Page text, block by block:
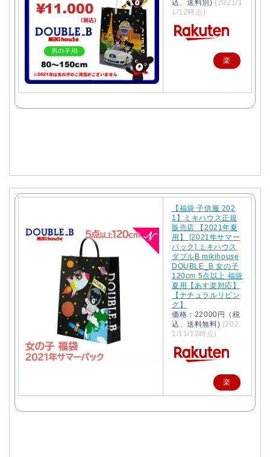
込、送料別) (2021/1
1/12時点)
楽
で
購
【福袋 子供服 202
1】ミキハウス正規
販売店 【2021年夏
用】 [2021年サマー
パック] ミキハウス
ダブルB mikihouse
DOUBLE_B 女の子
120cm 5点以上 福袋
夏用【あす楽対応】
【ナチュラルリビン
グ】
価格：22000円（税
込、送料無料) (202
1/11/12時点)
楽
天